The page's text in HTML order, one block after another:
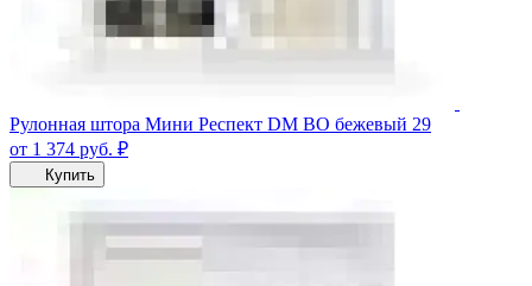
Рулонная штора Мини Респект DM ВО бежевый 29
от 1 374 руб. ₽
Купить